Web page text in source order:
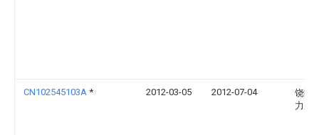
CN102545103A * 2012-03-05 2012-07-04
饶阳
力局